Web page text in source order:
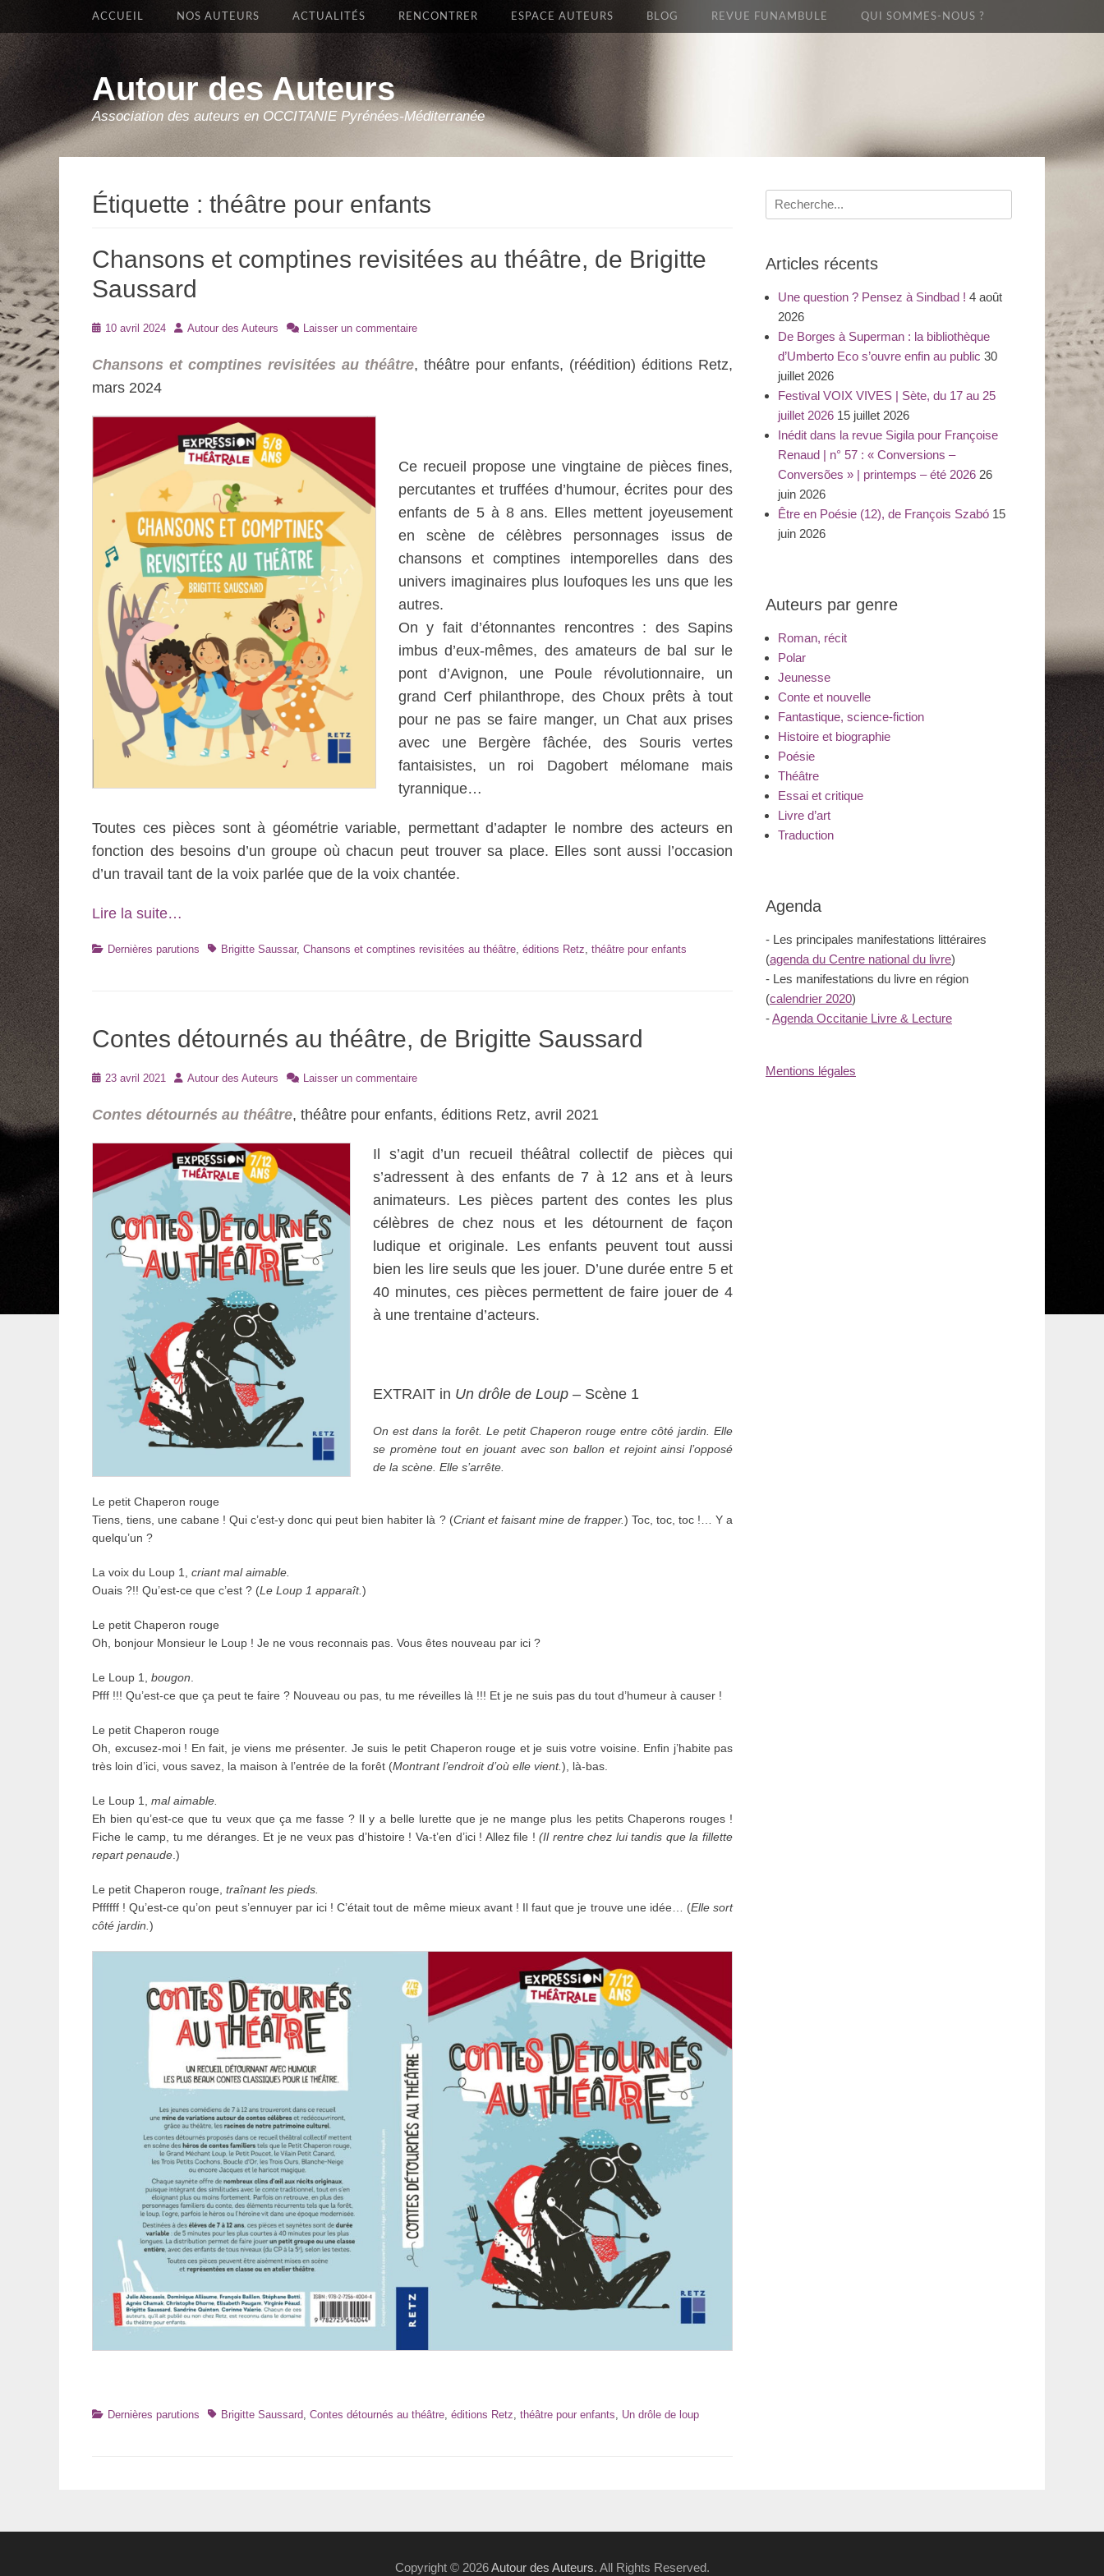
Autour des Auteurs
Association des auteurs en OCCITANIE Pyrénées-Méditerranée
Premier Menu
Aller
ACCUEIL NOS AUTEURS ACTUALITÉS RENCONTRER ESPACE AUTEURS BLOG REVUE FUNAMBULE QUI SOMMES-NOUS ?
Étiquette : théâtre pour enfants
Chansons et comptines revisitées au théâtre, de Brigitte
Saussard
Posté10 avril 2024 Auteur
Autour des Auteurs Laisser un commentaire
Chansons et comptines revisitées au théâtre, théâtre pour enfants, (réédition) éditions Retz,
mars 2024
Ce recueil propose une vingtaine de pièces fines,
percutantes et truffées d’humour, écrites pour des
enfants de 5 à 8 ans. Elles mettent joyeusement
en scène de célèbres personnages issus de
chansons et comptines intemporelles dans des
univers imaginaires plus loufoques les uns que les
autres.
On y fait d’étonnantes rencontres : des Sapins
imbus d’eux-mêmes, des amateurs de bal sur le
pont d’Avignon, une Poule révolutionnaire, un
grand Cerf philanthrope, des Choux prêts à tout
pour ne pas se faire manger, un Chat aux prises
avec une Bergère fâchée, des Souris vertes
fantaisistes, un roi Dagobert mélomane mais
tyrannique…
Toutes ces pièces sont à géométrie variable, permettant d’adapter le nombre des acteurs en
fonction des besoins d’un groupe où chacun peut trouver sa place. Elles sont aussi l’occasion
d’un travail tant de la voix parlée que de la voix chantée.
Lire la suite…
Catégories
Dernières parutions TagsBrigitte Saussar, Chansons et comptines revisitées au théâtre, éditions Retz, théâtre pour enfants
Contes détournés au théâtre, de Brigitte Saussard
Posté23 avril 2021 Auteur
Autour des Auteurs Laisser un commentaire
Contes détournés au théâtre, théâtre pour enfants, éditions Retz, avril 2021
Il s’agit d’un recueil théâtral collectif de pièces qui
s’adressent à des enfants de 7 à 12 ans et à leurs
animateurs. Les pièces partent des contes les plus
célèbres de chez nous et les détournent de façon
ludique et originale. Les enfants peuvent tout aussi
bien les lire seuls que les jouer. D’une durée entre 5 et
40 minutes, ces pièces permettent de faire jouer de 4
à une trentaine d’acteurs.
EXTRAIT in Un drôle de Loup – Scène 1
On est dans la forêt. Le petit Chaperon rouge entre côté jardin. Elle
se promène tout en jouant avec son ballon et rejoint ainsi l’opposé
de la scène. Elle s’arrête.
Le petit Chaperon rouge
Tiens, tiens, une cabane ! Qui c’est-y donc qui peut bien habiter là ? (Criant et faisant mine de frapper.) Toc, toc, toc !… Y a
quelqu’un ?
La voix du Loup 1,
criant mal aimable.
Ouais ?!! Qu’est-ce que c’est ? (Le Loup 1 apparaît.)
Le petit Chaperon rouge
Oh, bonjour Monsieur le Loup ! Je ne vous reconnais pas. Vous êtes nouveau par ici ?
Le Loup 1, bougon
Pfff !!! Qu’est-ce que ça peut te faire ? Nouveau ou pas, tu me réveilles là !!! Et je ne suis pas du tout d’humeur à causer !
Le petit Chaperon rouge
Oh, excusez-moi ! En fait, je viens me présenter. Je suis le petit Chaperon rouge et je suis votre voisine. Enfin j’habite pas
très loin d’ici, vous savez, la maison à l’entrée de la forêt (Montrant l’endroit d’où elle vient.), là-bas.
Le Loup 1,
mal aimable.
Eh bien qu’est-ce que tu veux que ça me fasse ? Il y a belle lurette que je ne mange plus les petits Chaperons rouges !
Fiche le camp, tu me déranges. Et je ne veux pas d’histoire ! Va-t’en d’ici ! Allez file !(Il rentre chez lui tandis que la fillette
repart penaude .)
Le petit Chaperon rouge, traînant les pieds.
Pffffff ! Qu’est-ce qu’on peut s’ennuyer par ici ! C’était tout de même mieux avant ! Il faut que je trouve une idée… (Elle sort
côté jardin. )
Catégories
Dernières parutions TagsBrigitte Saussard, Contes détournés au théâtre, éditions Retz, théâtre pour enfants, Un drôle de loup
Recherche
pour
Articles récents
Une question ? Pensez à Sindbad ! 4 août
2026
De Borges à Superman : la bibliothèque
d’Umberto Eco s’ouvre enfin au public 30
juillet 2026
Festival VOIX VIVES | Sète, du 17 au 25
juillet 2026 15 juillet 2026
Inédit dans la revue Sigila pour Françoise
Renaud | n° 57 : « Conversions –
Conversões » | printemps – été 2026 26
juin 2026
Être en Poésie (12), de François Szabó 15
juin 2026
Auteurs par genre
Roman, récit
Polar
Jeunesse
Conte et nouvelle
Fantastique, science-fiction
Histoire et biographie
Poésie
Théâtre
Essai et critique
Livre d’art
Traduction
Agenda
- Les principales manifestations littéraires
(agenda du Centre national du livre)
- Les manifestations du livre en région
(calendrier 2020)
-Agenda Occitanie Livre & Lecture
Mentions légales
Copyright © 2026Autour des Auteurs. All Rights Reserved.